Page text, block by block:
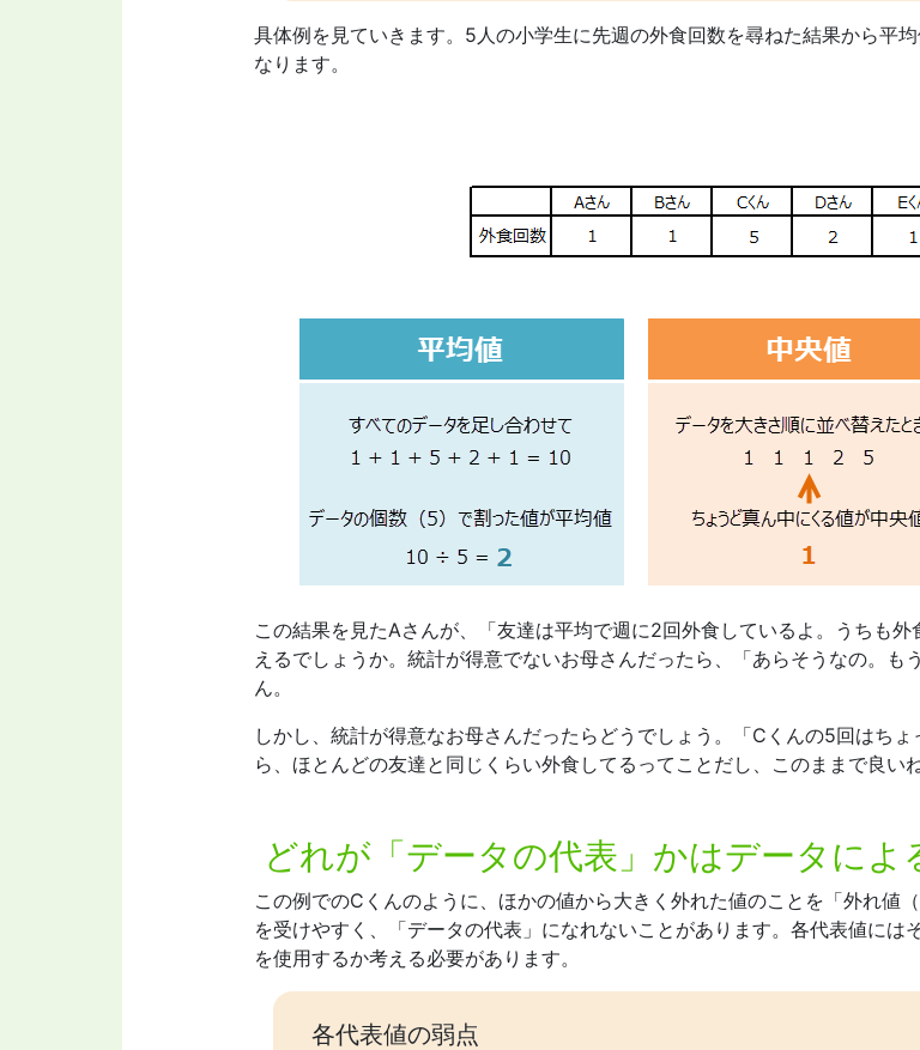
具体例を見ていきます。5人の小学生に先週の外食回数を尋ねた結果から平
なります。
この結果を見たAさんが、「友達は平均で週に2回外食しているよ。うちも
えるでしょうか。統計が得意でないお母さんだったら、「あらそうなの。
ん。
しかし、統計が得意なお母さんだったらどうでしょう。「Cくんの5回はち
ら、ほとんどの友達と同じくらい外食してるってことだし、このままで良い
どれが「データの代表」かはデータによ
この例でのCくんのように、ほかの値から大きく外れた値のことを「外れ値
を受けやすく、「データの代表」になれないことがあります。各代表値に
を使用するか考える必要があります。
各代表値の弱点